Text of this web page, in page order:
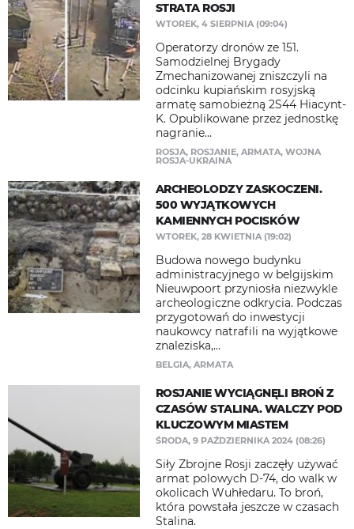
STRATA ROSJI
WTOREK, 4 SIERPNIA (09:04)
Operatorzy dronów ze 151.
Samodzielnej Brygady
Zmechanizowanej zniszczyli na
odcinku kupiańskim rosyjską
armatę samobieżną 2S44 Hiacynt-
K. Opublikowane przez jednostkę
nagranie...
ROSJA, ROSJANIE, ARMATA, WOJNA
ROSJA-UKRAINA
ARCHEOLODZY ZASKOCZENI.
500 WYJĄTKOWYCH
KAMIENNYCH POCISKÓW
WTOREK, 28 KWIETNIA (19:02)
Budowa nowego budynku
administracyjnego w belgijskim
Nieuwpoort przyniosła niezwykle
archeologiczne odkrycia. Podczas
przygotowań do inwestycji
naukowcy natrafili na wyjątkowe
znaleziska,...
BELGIA, ARMATA
ROSJANIE WYCIĄGNĘLI BROŃ Z
CZASÓW STALINA. WALCZY POD
KLUCZOWYM MIASTEM
ŚRODA, 9 PAŹDZIERNIKA 2024 (08:26)
Siły Zbrojne Rosji zaczęły używać
armat polowych D-74, do walk w
okolicach Wuhłedaru. To broń,
która powstała jeszcze w czasach
Stalina.